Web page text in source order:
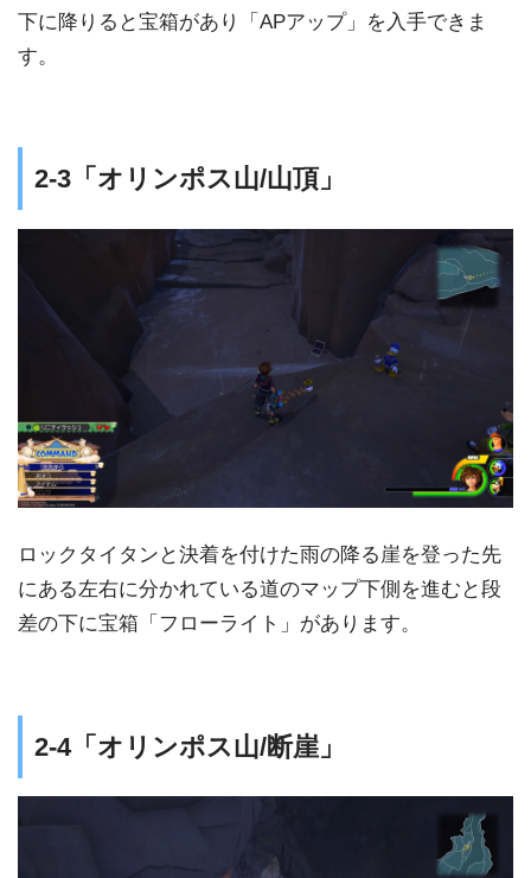
下に降りると宝箱があり「APアップ」を入手できま
す。
2-3「オリンポス山/山頂」
ロックタイタンと決着を付けた雨の降る崖を登った先
にある左右に分かれている道のマップ下側を進むと段
差の下に宝箱「フローライト」があります。
2-4「オリンポス山/断崖」